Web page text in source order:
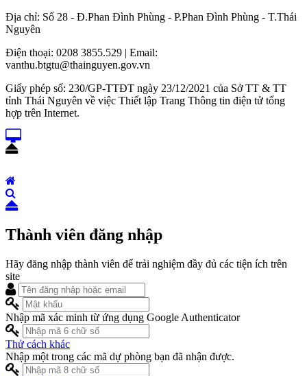
Địa chỉ: Số 28 - Đ.Phan Đình Phùng - P.Phan Đình Phùng - T.Thái
Nguyên
Điện thoại: 0208 3855.529 | Email:
vanthu.btgtu@thainguyen.gov.vn
Giấy phép số: 230/GP-TTĐT ngày 23/12/2021 của Sở TT & TT
tỉnh Thái Nguyên về việc Thiết lập Trang Thông tin điện tử tổng
hợp trên Internet.
Thành viên đăng nhập
Hãy đăng nhập thành viên để trải nghiệm đầy đủ các tiện ích trên
site
Nhập mã xác minh từ ứng dụng Google Authenticator
Thử cách khác
Nhập một trong các mã dự phòng bạn đã nhận được.